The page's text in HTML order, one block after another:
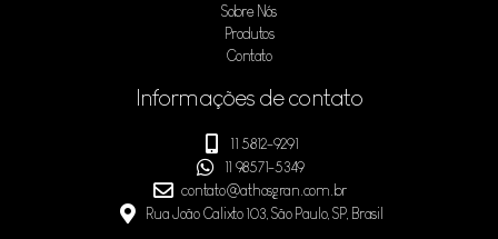
Sobre Nós
Produtos
Contato
Informações de contato
11 5812-9291
11 98571-5349
contato@athosgran.com.br
Rua João Calixto 103, São Paulo, SP, Brasil